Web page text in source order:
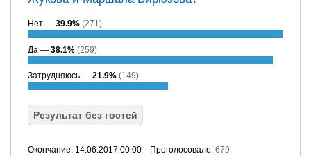
Нет — 39.9% (271)
Да — 38.1% (259)
Затрудняюсь — 21.9% (149)
Результат без гостей
Окончание: 14.06.2017 00:00 Проголосовало: 679